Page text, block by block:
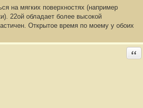
на мягких поверхностях (например
22ой обладает более высокой
Открытое время по моему у обоих